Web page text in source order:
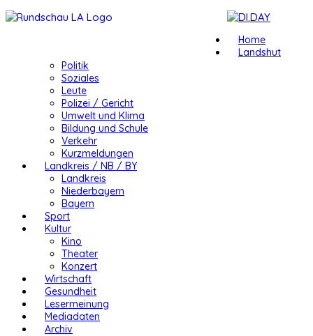
Home
Landshut
Politik
Soziales
Leute
Polizei / Gericht
Umwelt und Klima
Bildung und Schule
Verkehr
Kurzmeldungen
Landkreis / NB / BY
Landkreis
Niederbayern
Bayern
Sport
Kultur
Kino
Theater
Konzert
Wirtschaft
Gesundheit
Lesermeinung
Mediadaten
Archiv